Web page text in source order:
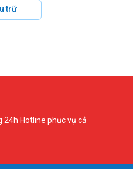
trữ
24h Hotline phục vụ cả